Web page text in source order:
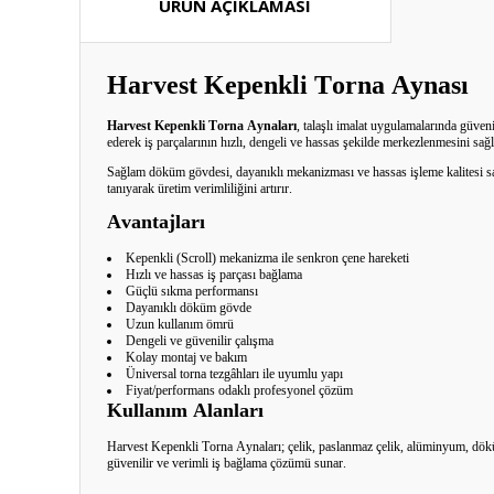
ÜRÜN AÇIKLAMASI
Harvest Kepenkli Torna Aynası
Harvest Kepenkli Torna Aynaları, talaşlı imalat uygulamalarında
ederek iş parçalarının hızlı, dengeli ve hassas şekilde merkezlenmesini
Sağlam döküm gövdesi, dayanıklı mekanizması ve hassas işleme
tanıyarak üretim verimliliğini artırır.
Avantajları
Kepenkli (Scroll) mekanizma ile senkron çene hareketi
Hızlı ve hassas iş parçası bağlama
Güçlü sıkma performansı
Dayanıklı döküm gövde
Uzun kullanım ömrü
Dengeli ve güvenilir çalışma
Kolay montaj ve bakım
Üniversal torna tezgâhları ile uyumlu yapı
Fiyat/performans odaklı profesyonel çözüm
Kullanım Alanları
Harvest Kepenkli Torna Aynaları; çelik, paslanmaz çelik, alüminyum,
güvenilir ve verimli iş bağlama çözümü sunar.